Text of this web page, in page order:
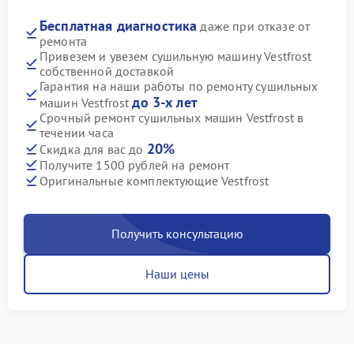
Бесплатная диагностика даже при отказе от
ремонта
Привезем и увезем сушильную машину Vestfrost
собственной доставкой
Гарантия на наши работы по ремонту сушильных
машин Vestfrostдо 3-х лет
Срочный ремонт сушильных машин Vestfrost в
течении часа
Скидка для вас до 20%
Получите 1500 рублей на ремонт
Оригинальные комплектующие Vestfrost
Получить консультацию
Наши цены